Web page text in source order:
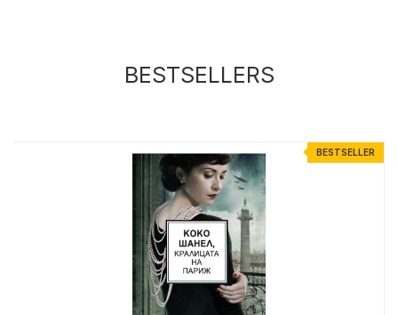
BESTSELLERS
BESTSELLER